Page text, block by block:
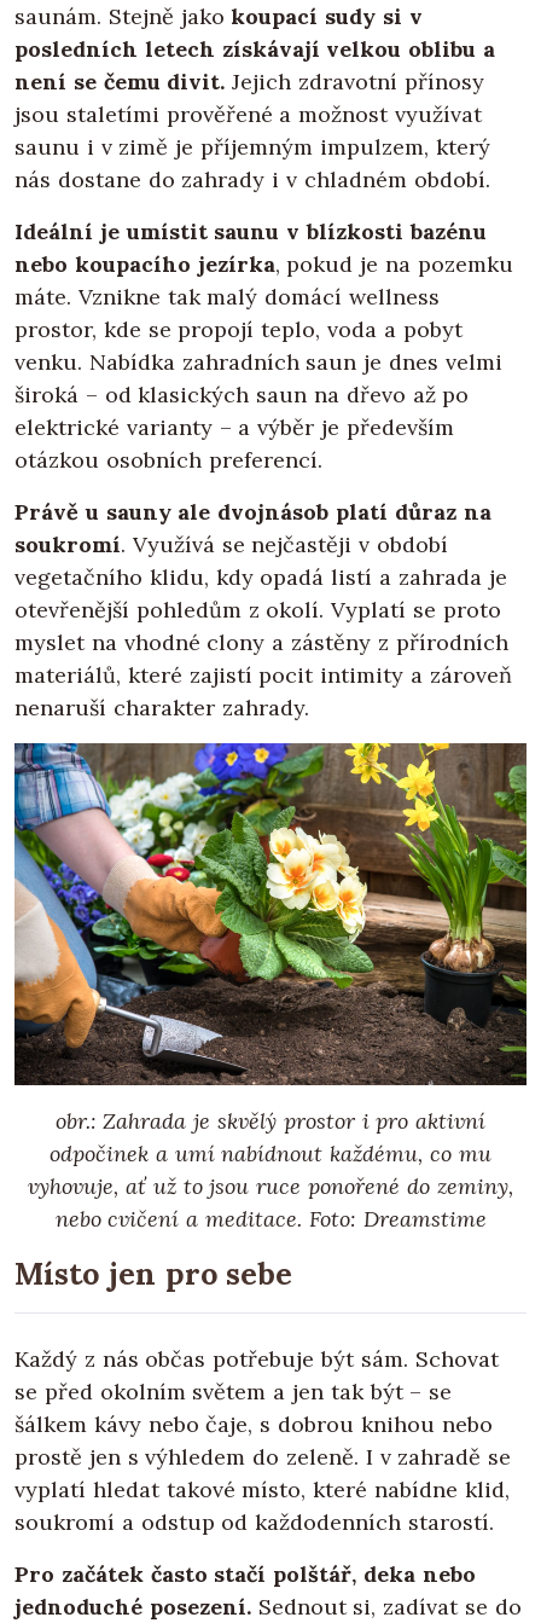
saunám. Stejně jakokoupací sudy si v
posledních letech získávají velkou oblibu a
není se čemu divit. Jejich zdravotní přínosy
jsou staletími prověřené a možnost využívat
saunu i v zimě je příjemným impulzem, který
nás dostane do zahrady i v chladném období.
Ideální je umístit saunu v blízkosti bazénu
nebo koupacího jezírka, pokud je na pozemku
máte. Vznikne tak malý domácí wellness
prostor, kde se propojí teplo, voda a pobyt
venku. Nabídka zahradních saun je dnes velmi
široká – od klasických saun na dřevo až po
elektrické varianty – a výběr je především
otázkou osobních preferencí.
Právě u sauny ale dvojnásob platí důraz na
soukromí. Využívá se nejčastěji v období
vegetačního klidu, kdy opadá listí a zahrada je
otevřenější pohledům z okolí. Vyplatí se proto
myslet na vhodné clony a zástěny z přírodních
materiálů, které zajistí pocit intimity a zároveň
nenaruší charakter zahrady.
obr.: Zahrada je skvělý prostor i pro aktivní
odpočinek a umí nabídnout každému, co mu
vyhovuje, ať už to jsou ruce ponořené do zeminy,
nebo cvičení a meditace. Foto: Dreamstime
Místo jen pro sebe
Každý z nás občas potřebuje být sám. Schovat
se před okolním světem a jen tak být – se
šálkem kávy nebo čaje, s dobrou knihou nebo
prostě jen s výhledem do zeleně. I v zahradě se
vyplatí hledat takové místo, které nabídne klid,
soukromí a odstup od každodenních starostí.
Pro začátek často stačí polštář, deka nebo
jednoduché posezení.Sednout si, zadívat se do